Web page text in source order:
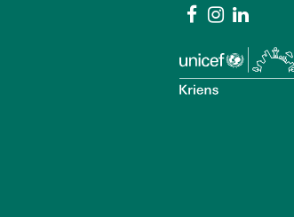
Social Media
FacebookInstagram